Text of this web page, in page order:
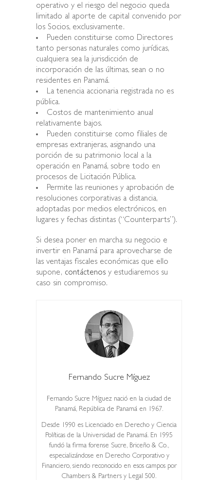
operativo y el riesgo del negocio queda
limitado al aporte de capital convenido por
los Socios, exclusivamente.
Pueden constituirse como Directores
tanto personas naturales como jurídicas,
cualquiera sea la jurisdicción de
incorporación de las últimas, sean o no
residentes en Panamá.
La tenencia accionaria registrada no es
pública.
Costos de mantenimiento anual
relativamente bajos.
Pueden constituirse como filiales de
empresas extranjeras, asignando una
porción de su patrimonio local a la
operación en Panamá, sobre todo en
procesos de Licitación Pública.
Permite las reuniones y aprobación de
resoluciones corporativas a distancia,
adoptadas por medios electrónicos, en
lugares y fechas distintas (“Counterparts”).
Si desea poner en marcha su negocio e
invertir en Panamá para aprovecharse de
las ventajas fiscales económicas que ello
supone, contáctenos y estudiaremos su
caso sin compromiso.
Fernando Sucre Míguez
Fernando Sucre Míguez nació en la ciudad de
Panamá, República de Panamá en 1967.
Desde 1990 es Licenciado en Derecho y Ciencia
Políticas de la Universidad de Panamá. En 1995
fundó la firma forense Sucre, Briceño & Co.,
especializándose en Derecho Corporativo y
Financiero, siendo reconocido en esos campos por
Chambers & Partners y Legal 500.